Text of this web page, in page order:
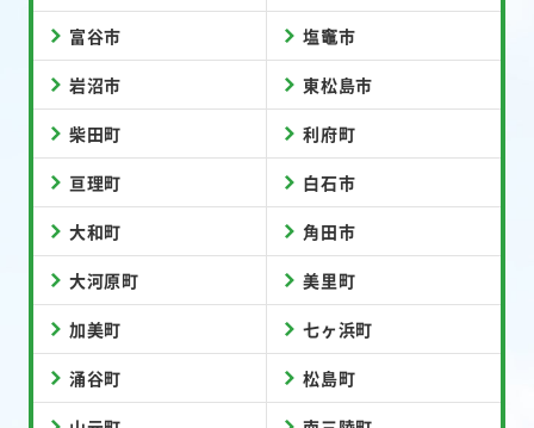
富谷市 塩竈市
岩沼市 東松島市
柴田町 利府町
亘理町 白石市
大和町 角田市
大河原町 美里町
加美町 七ヶ浜町
涌谷町 松島町